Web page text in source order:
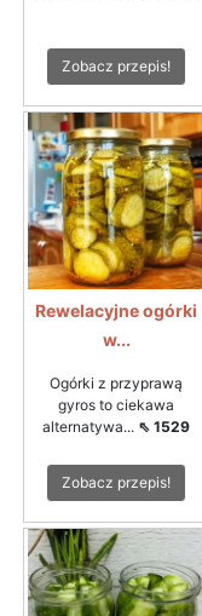
Zobacz przepis!
Rewelacyjne ogórki
w...
Ogórki z przyprawą
gyros to ciekawa
alternatywa... ⇖ 1529
Zobacz przepis!